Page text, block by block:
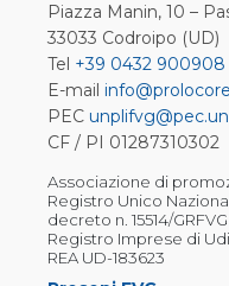
Piazza Manin, 10 –
33033 Codroipo (UD)
Tel +39 0432 900908
E-mail
PEC
CF / PI 01287310302
Associazione di
Registro Unico
decreto n. 15514/
Registro Imprese di
REA UD-183623